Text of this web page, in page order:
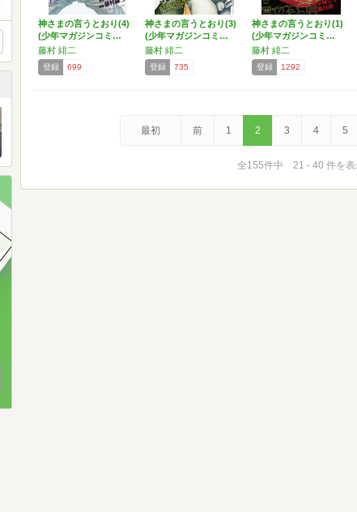
神さまの言うとおり(4)
(少年マガジンコミ…
藤村 緋二
登録 699
神さまの言うとおり(3)
(少年マガジンコミ…
藤村 緋二
登録 735
神さまの言うとおり(1)
(少年マガジンコミ…
藤村 緋二
登録 1292
最初 前 1 2 3 4 5
全155件中 21 - 40 件を表